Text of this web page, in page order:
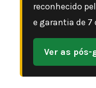
reconhecido
e garantia de 7
Ver as pós-